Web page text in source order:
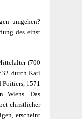
umgehen?
des einst
(700
durch Karl
Poitiers, 1571
Wiens. Das
christlicher
erscheint